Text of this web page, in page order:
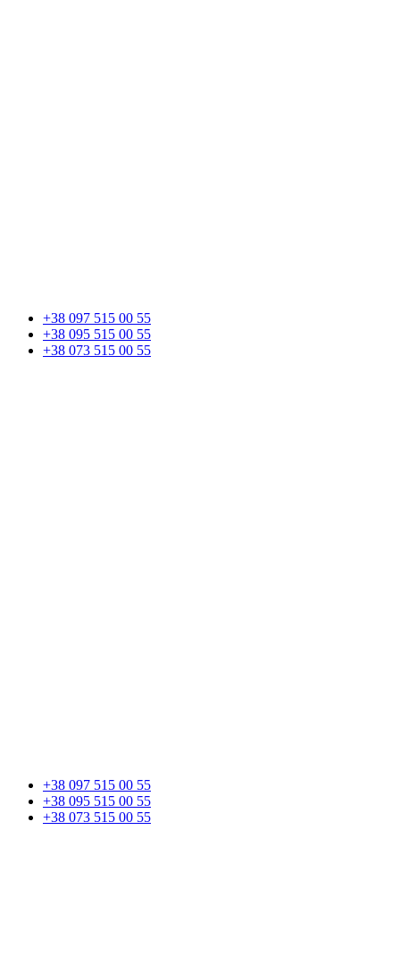
+38 097 515 00 55
+38 095 515 00 55
+38 073 515 00 55
+38 097 515 00 55
+38 095 515 00 55
+38 073 515 00 55